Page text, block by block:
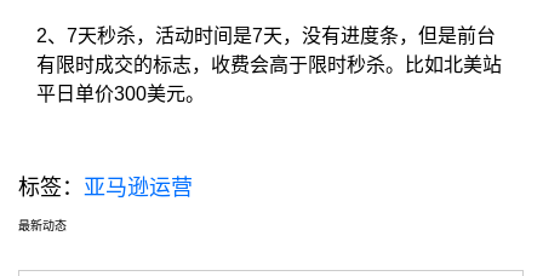
2、7天秒杀，活动时间是7天，没有进度条，但是前台
有限时成交的标志，收费会高于限时秒杀。比如北美站
平日单价300美元。
标签： 亚马逊运营
最新动态